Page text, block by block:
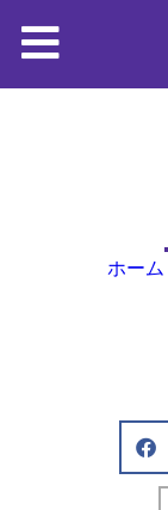
ホーム